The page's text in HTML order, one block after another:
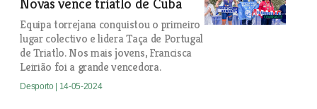
Novas vence triatlo de Cuba
Equipa torrejana conquistou o primeiro
lugar colectivo e lidera Taça de Portugal
de Triatlo. Nos mais jovens, Francisca
Leirião foi a grande vencedora.
Desporto | 14-05-2024